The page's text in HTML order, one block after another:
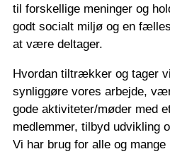
til forskellige meninger og
godt socialt miljø og en
at være deltager.
Hvordan tiltrækker og tager
synliggøre vores arbejde,
gode aktiviteter/møder med
medlemmer, tilbyd udvikling
Vi har brug for alle og mange